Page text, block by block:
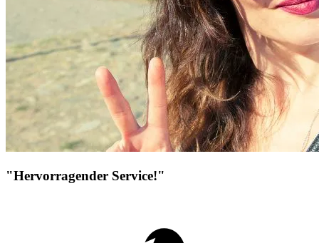
"Hervorragender Service!"